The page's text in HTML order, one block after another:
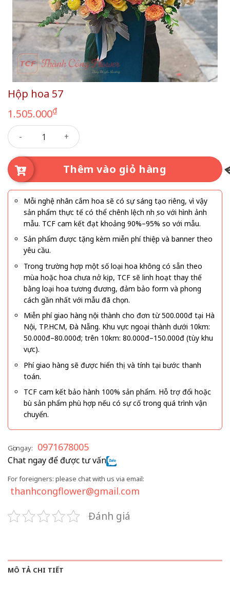
Hộp hoa 57
1.505.000₫
Hộp hoa 57 số lượng
Thêm vào giỏ hàng
Mỗi nghệ nhân cắm hoa sẽ có sự sáng tạo riêng, vì vậy
sản phẩm thực tế có thể chênh lệch nhẹ so với hình ảnh
mẫu. TCF cam kết đạt khoảng 90%–95% so với mẫu.
Sản phẩm được tặng kèm miễn phí thiệp và banner theo
yêu cầu.
Trong trường hợp một số loại hoa không có sẵn theo
mùa hoặc hoa chưa nở kịp, TCF sẽ linh hoạt thay thế
bằng loại hoa tương đương, đảm bảo form và phong
cách gần nhất với mẫu đã chọn.
Miễn phí giao hàng nội thành cho đơn từ 500.000đ tại Hà
Nội, TP.HCM, Đà Nẵng. Khu vực ngoại thành dưới 10km:
50.000đ–80.000đ; trên 10km: 80.000đ–150.000đ (tùy khu
vực).
Phí giao hàng sẽ được hiển thị và tính tại bước thanh
toán.
TCF cam kết bảo hành 100% sản phẩm. Hỗ trợ đổi hoặc
bù sản phẩm phù hợp nếu có sự cố trong quá trình vận
chuyển.
Gọi ngay: 0971678005
Chat ngay để được tư vấn
For foreigners: please chat with us via email:
thanhcongflower@gmail.com
Đánh giá
MÔ TẢ CHI TIẾT